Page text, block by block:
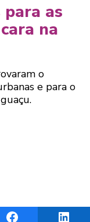
para as
na
o
e para o
Share on Facebook